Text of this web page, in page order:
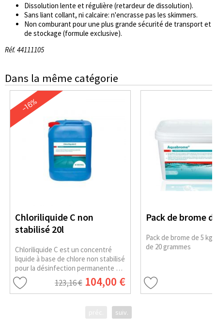
Dissolution lente et régulière (retardeur de dissolution).
Sans liant collant, ni calcaire: n'encrasse pas les skimmers.
Non comburant pour une plus grande sécurité de transport et
de stockage (formule exclusive).
Réf. 44111105
Dans la même catégorie
-16%
Chloriliquide C non
stabilisé 20l
Chloriliquide C est un concentré
liquide à base de chlore non stabilisé
pour la désinfection permanente de
l'eau de la piscine. Il évite la
formation de tartre dans le système
d'injection.
123,16 € 104,00 €
Pack de brome
Pack de brome de 5
de 20 grammes
suiv.